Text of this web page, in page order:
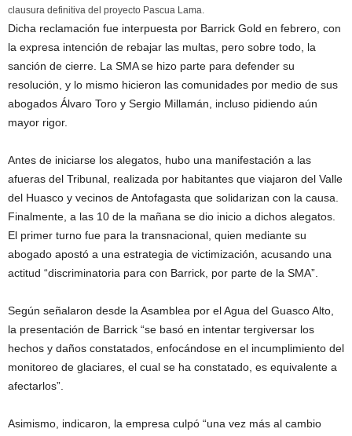
clausura definitiva del proyecto Pascua Lama.
Dicha reclamación fue interpuesta por Barrick Gold en febrero, con
la expresa intención de rebajar las multas, pero sobre todo, la
sanción de cierre. La SMA se hizo parte para defender su
resolución, y lo mismo hicieron las comunidades por medio de sus
abogados Álvaro Toro y Sergio Millamán, incluso pidiendo aún
mayor rigor.
Antes de iniciarse los alegatos, hubo una manifestación a las
afueras del Tribunal, realizada por habitantes que viajaron del Valle
del Huasco y vecinos de Antofagasta que solidarizan con la causa.
Finalmente, a las 10 de la mañana se dio inicio a dichos alegatos.
El primer turno fue para la transnacional, quien mediante su
abogado apostó a una estrategia de victimización, acusando una
actitud “discriminatoria para con Barrick, por parte de la SMA”.
Según señalaron desde la Asamblea por el Agua del Guasco Alto,
la presentación de Barrick “se basó en intentar tergiversar los
hechos y daños constatados, enfocándose en el incumplimiento del
monitoreo de glaciares, el cual se ha constatado, es equivalente a
afectarlos”.
Asimismo, indicaron, la empresa culpó “una vez más al cambio